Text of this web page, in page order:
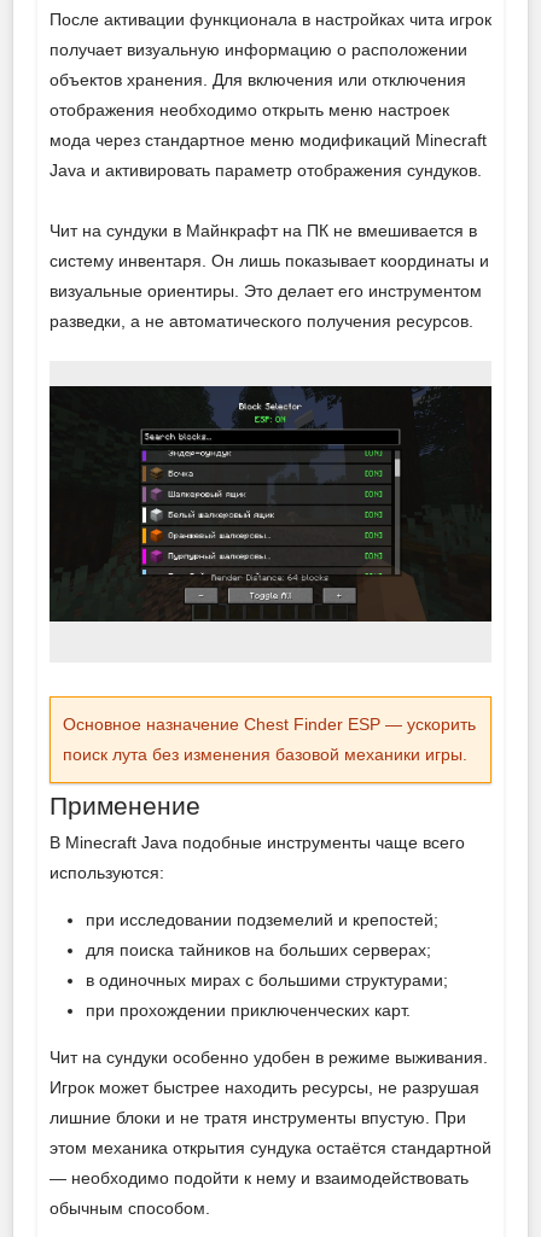
После активации функционала в настройках чита игрок
получает визуальную информацию о расположении
объектов хранения. Для включения или отключения
отображения необходимо открыть меню настроек
мода через стандартное меню модификаций Minecraft
Java и активировать параметр отображения сундуков.
Чит на сундуки в Майнкрафт на ПК не вмешивается в
систему инвентаря. Он лишь показывает координаты и
визуальные ориентиры. Это делает его инструментом
разведки, а не автоматического получения ресурсов.
Основное назначение Chest Finder ESP — ускорить
поиск лута без изменения базовой механики игры.
Применение
В Minecraft Java подобные инструменты чаще всего
используются:
при исследовании подземелий и крепостей;
для поиска тайников на больших серверах;
в одиночных мирах с большими структурами;
при прохождении приключенческих карт.
Чит на сундуки особенно удобен в режиме выживания.
Игрок может быстрее находить ресурсы, не разрушая
лишние блоки и не тратя инструменты впустую. При
этом механика открытия сундука остаётся стандартной
— необходимо подойти к нему и взаимодействовать
обычным способом.